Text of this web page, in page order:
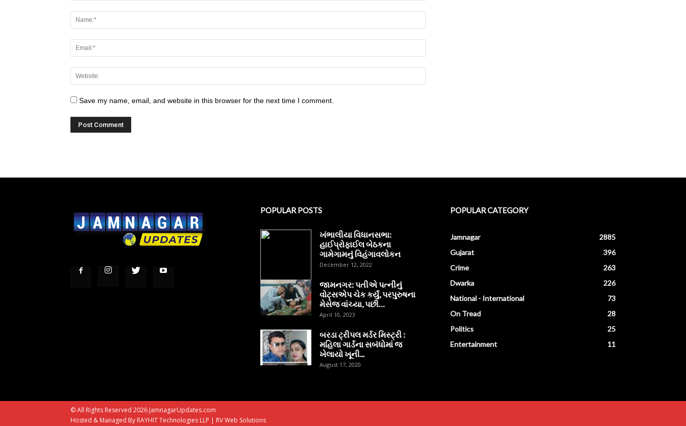
Save my name, email, and website in this browser for the next time I comment.
POPULAR POSTS
ખંભાલીયા વિધાનસભા:
હાઈપ્રોફાઈલ બેઠકના
ગામેગામનું વિહંગાવલોકન
December 12, 2022
જામનગર: પતીએ પત્નીનું
વોટ્સએપ ચેક કર્યું, પરપુરુષના
મેસેજ વાંચ્યા, પછી…
April 10, 2023
બરડા ટ્રીપલ મર્ડર મિસ્ટ્રી :
મહિલા ગાર્ડના સબંધોમાં જ
ખેલાયો ખૂની...
August 17, 2020
POPULAR CATEGORY
Jamnagar
2885
Gujarat
396
Crime
263
Dwarka
226
National - International
73
On Tread
28
Politics
25
Entertainment
11
© All Rights Reserved 2026 JamnagarUpdates.com
Hosted & Managed By RAYHIT Technologies LLP | RV Web Solutions